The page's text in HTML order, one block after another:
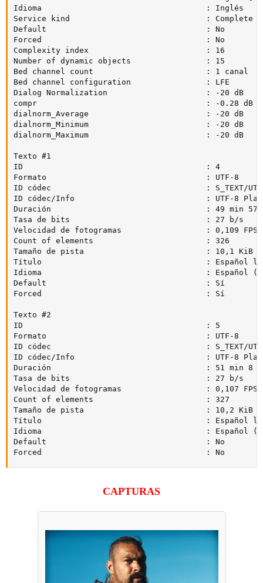
Idioma                                   : Inglés
Service kind                             : Complete
Default                                  : No
Forced                                   : No
Complexity index                         : 16
Number of dynamic objects                : 15
Bed channel count                        : 1 canal
Bed channel configuration                : LFE
Dialog Normalization                     : -20 dB
compr                                    : -0.28 dB
dialnorm_Average                         : -20 dB
dialnorm_Minimum                         : -20 dB
dialnorm_Maximum                         : -20 dB
Texto #1
ID                                       : 4
Formato                                  : UTF-8
ID códec                                 : S_TEXT/
ID códec/Info                            : UTF-8
Duración                                 : 49 min 57
Tasa de bits                             : 27 b/s
Velocidad de fotogramas                  : 0,109 FPS
Count of elements                        : 326
Tamaño de pista                          : 10,1 KiB
Título                                   : Español
Idioma                                   : Español
Default                                  : Sí
Forced                                   : Sí
Texto #2
ID                                       : 5
Formato                                  : UTF-8
ID códec                                 : S_TEXT/
ID códec/Info                            : UTF-8
Duración                                 : 51 min 8 s
Tasa de bits                             : 27 b/s
Velocidad de fotogramas                  : 0,107 FPS
Count of elements                        : 327
Tamaño de pista                          : 10,2 KiB
Título                                   : Español
Idioma                                   : Español
Default                                  : No
Forced                                   : No
CAPTURAS